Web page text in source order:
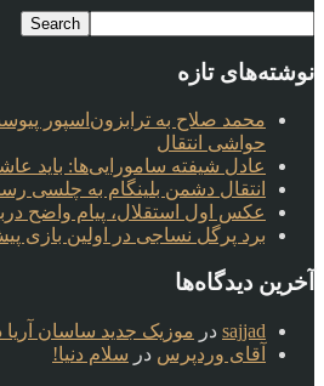
نوشته‌های تازه
محمد صلاح به ترابزون‌اسپور
حواشی انتقال
عادل شیفته سامورایی‌ها: باید
انتقال دشمن بلینگام به چلسی
عکس اول استقلال، پیام واضح
برد پرگل نساجی در اولین بازی
آخرین دیدگاه‌ها
sajjad در موزیک جدید ساسان آریا
آقای وردپرس در سلام دنیا!